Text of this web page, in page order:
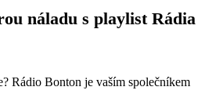
náladu s playlist Rádia
Rádio Bonton je vaším společníkem